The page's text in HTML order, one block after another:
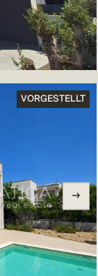
VORGESTELLT